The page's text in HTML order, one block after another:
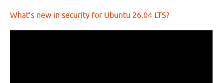
What’s new in security for Ubuntu 26.04 LTS?